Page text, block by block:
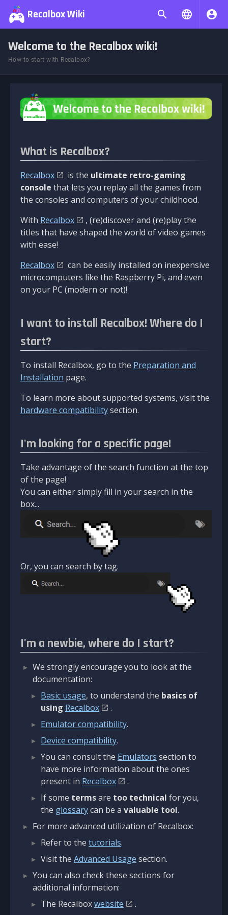
Recalbox Wiki
Welcome to the Recalbox wiki!
How to start with Recalbox?
What is Recalbox?
Recalbox is the ultimate retro-gaming
console that lets you replay all the games from
the consoles and computers of your childhood.
With Recalbox
, (re)discover and (re)play the
titles that have shaped the world of video games
with ease!
Recalbox
can be easily installed on inexpensive
microcomputers like the Raspberry Pi, and even
on your PC (modern or not)!
I want to install Recalbox! Where do I
start?
To install Recalbox, go to the Preparation and
Installation page.
To learn more about supported systems, visit the
hardware compatibilitysection.
I'm looking for a specific page!
Take advantage of the search function at the top
of the page!
You can either simply fill in your search in the
box...
Or, you can search by tag.
I'm a newbie, where do I start?
We strongly encourage you to look at the
documentation:
Basic usage, to understand the basics of
using Recalbox
.
Emulator compatibility.
Device compatibility.
You can consult the Emulators section to
have more information about the ones
present in Recalbox
.
If some termsare too technical for you,
the glossarycan be a valuable tool.
For more advanced utilization of Recalbox:
Refer to the tutorials.
Visit the Advanced Usage section.
You can also check these sections for
additional information:
The Recalboxwebsite
.